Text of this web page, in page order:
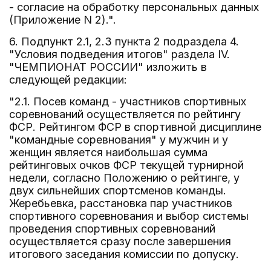
- согласие на обработку персональных данных
(Приложение N 2).".
6. Подпункт 2.1, 2.3 пункта 2 подраздела 4.
"Условия подведения итогов" раздела IV.
"ЧЕМПИОНАТ РОССИИ" изложить в
следующей редакции:
"2.1. Посев команд - участников спортивных
соревнований осуществляется по рейтингу
ФСР. Рейтингом ФСР в спортивной дисциплине
"командные соревнования" у мужчин и у
женщин является наибольшая сумма
рейтинговых очков ФСР текущей турнирной
недели, согласно Положению о рейтинге, у
двух сильнейших спортсменов команды.
Жеребьевка, расстановка пар участников
спортивного соревнования и выбор системы
проведения спортивных соревнований
осуществляется сразу после завершения
итогового заседания комиссии по допуску.